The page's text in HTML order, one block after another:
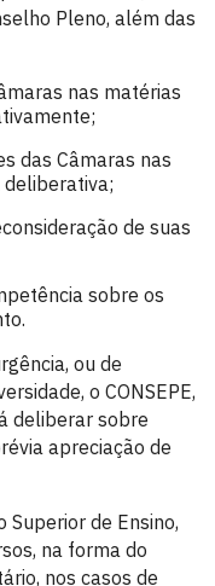
Pleno, além das
nas matérias
das Câmaras nas
de suas
sobre os
ou de
o CONSEPE,
deliberar sobre
apreciação de
Superior de Ensino,
na forma do
nos casos de